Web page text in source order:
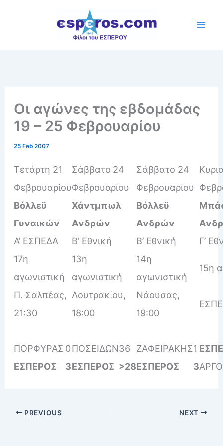
Οι αγώνες της εβδομάδας
19 – 25 Φεβρουαρίου
25 Feb 2007
Τετάρτη 21
Φεβρουαρίου
Σάββατο 24
Φεβρουαρίου
Σάββατο 24
Φεβρουαρίου
Βόλλεϋ
Γυναικών
Χάντμπωλ
Ανδρών
Βόλλεϋ
Ανδρών
Α’ ΕΣΠΕΔΑ
Β’ Εθνική Β’ Εθνική
Γ’
17η
αγωνιστική
13η
αγωνιστική
14η
αγωνιστική
15η
Π. Σαλπέας,
21:30
Λουτρακίου,
18:00
Νάουσας,
19:00
ΠΟΡΦΥΡΑΣ 0ΠΟΣΕΙΔΩΝ36 ΖΑΦΕΙΡΑΚΗΣ1
ΕΣΠΕΡΟΣ
3ΕΣΠΕΡΟΣ >28ΕΣΠΕΡΟΣ 3
PREVIOUS NEXT